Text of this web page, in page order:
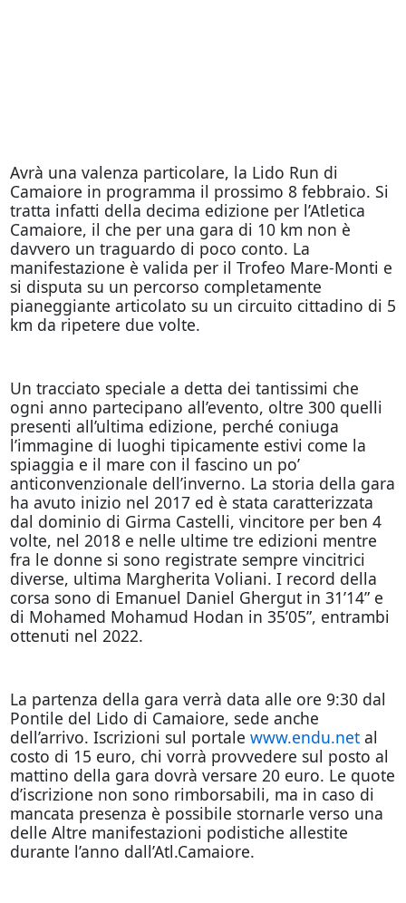
Avrà una valenza particolare, la Lido Run di
Camaiore in programma il prossimo 8 febbraio. Si
tratta infatti della decima edizione per l’Atletica
Camaiore, il che per una gara di 10 km non è
davvero un traguardo di poco conto. La
manifestazione è valida per il Trofeo Mare-Monti e
si disputa su un percorso completamente
pianeggiante articolato su un circuito cittadino di 5
km da ripetere due volte.
Un tracciato speciale a detta dei tantissimi che
ogni anno partecipano all’evento, oltre 300 quelli
presenti all’ultima edizione, perché coniuga
l’immagine di luoghi tipicamente estivi come la
spiaggia e il mare con il fascino un po’
anticonvenzionale dell’inverno. La storia della gara
ha avuto inizio nel 2017 ed è stata caratterizzata
dal dominio di Girma Castelli, vincitore per ben 4
volte, nel 2018 e nelle ultime tre edizioni mentre
fra le donne si sono registrate sempre vincitrici
diverse, ultima Margherita Voliani. I record della
corsa sono di Emanuel Daniel Ghergut in 31’14” e
di Mohamed Mohamud Hodan in 35’05”, entrambi
ottenuti nel 2022.
La partenza della gara verrà data alle ore 9:30 dal
Pontile del Lido di Camaiore, sede anche
dell’arrivo. Iscrizioni sul portale www.endu.netal
costo di 15 euro, chi vorrà provvedere sul posto al
mattino della gara dovrà versare 20 euro. Le quote
d’iscrizione non sono rimborsabili, ma in caso di
mancata presenza è possibile stornarle verso una
delle Altre manifestazioni podistiche allestite
durante l’anno dall’Atl.Camaiore.